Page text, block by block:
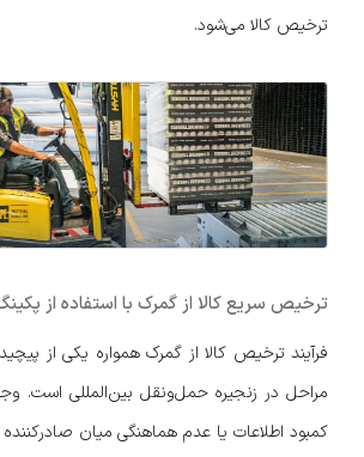
ترخیص کالا می‌شود.
ترخیص سریع کالا از گمرک با استفاده از
فرآیند ترخیص کالا از گمرک همواره یکی از
مراحل در زنجیره حمل‌ونقل بین‌المللی است.
کمبود اطلاعات یا عدم هماهنگی میان